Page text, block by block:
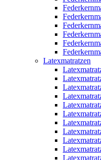
Latexmatratzen